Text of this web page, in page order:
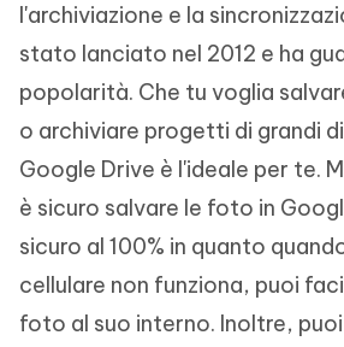
l'archiviazione e la
stato lanciato nel 2012 e ha
popolarità. Che tu voglia
o archiviare progetti di grandi
Google Drive è l'ideale per te.
è sicuro salvare le foto in
sicuro al 100% in quanto
cellulare non funziona, puoi
foto al suo interno. Inoltre,